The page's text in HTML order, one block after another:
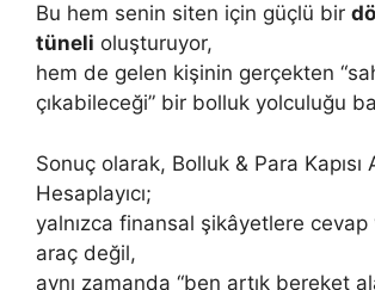
Bu hem senin siten için güçlü bir
tüneli oluşturuyor,
hem de gelen kişinin gerçekten
çıkabileceği” bir bolluk yolculuğu
Sonuç olarak, Bolluk & Para Kapısı
Hesaplayıcı;
yalnızca finansal şikâyetlere
araç değil,
aynı zamanda “ben artık bereket